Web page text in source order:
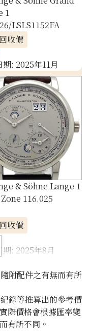
1
LSLS1152FA
收價
: 2025年11月
& Söhne Lange 1
116.025
收價
期: 2025年8月
附配件之有無而有所
錄等推算出的參考價
際價格會根據匯率變
有所不同。